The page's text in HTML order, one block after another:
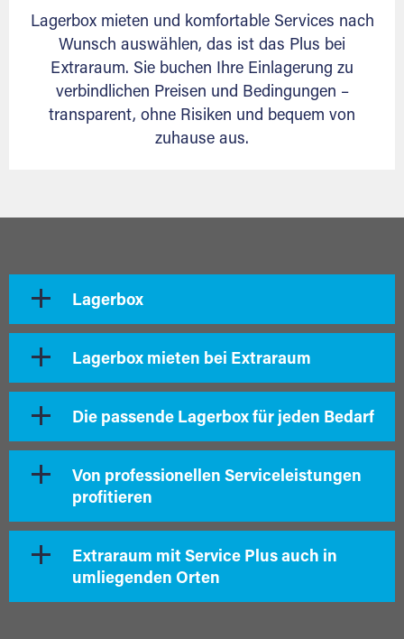
Lagerbox mieten und komfortable Services nach
Wunsch auswählen, das ist das Plus bei
Extraraum. Sie buchen Ihre Einlagerung zu
verbindlichen Preisen und Bedingungen –
transparent, ohne Risiken und bequem von
zuhause aus.
Lagerbox
Lagerbox mieten bei Extraraum
Die passende Lagerbox für jeden Bedarf
Von professionellen Serviceleistungen
profitieren
Extraraum mit Service Plus auch in
umliegenden Orten